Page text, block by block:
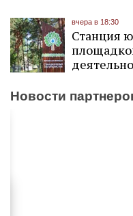
вчера в 18:30
Станция
Новости